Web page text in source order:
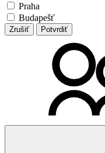
Praha
Budapešť
Zrušiť Potvrdiť